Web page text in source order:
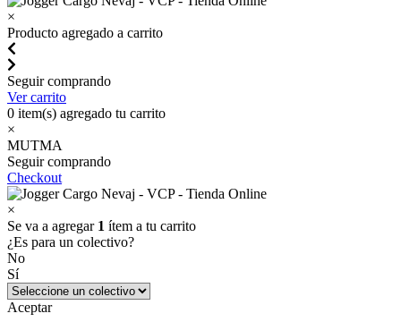
×
Producto agregado a carrito
Seguir comprando
Ver carrito
0 item(s) agregado tu carrito
×
MUTMA
Seguir comprando
Checkout
×
Se va a agregar 1 ítem a tu carrito
¿Es para un colectivo?
No
Sí
Aceptar